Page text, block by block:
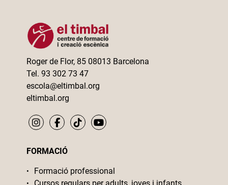
Roger de Flor, 85 08013 Barcelona
Tel. 93 302 73 47
escola@eltimbal.org
eltimbal.org
FORMACIÓ
Formació professional